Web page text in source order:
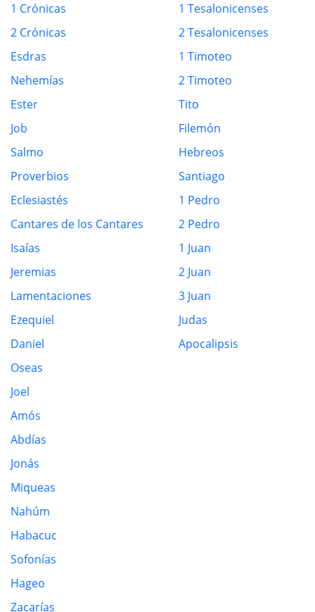
1 Crónicas
2 Crónicas
Esdras
Nehemías
Ester
Job
Salmo
Proverbios
Eclesiastés
Cantares de los Cantares
Isaías
Jeremias
Lamentaciones
Ezequiel
Daniel
Oseas
Joel
Amós
Abdías
Jonás
Miqueas
Nahúm
Habacuc
Sofonías
Hageo
Zacarías
1 Tesalonicenses
2 Tesalonicenses
1 Timoteo
2 Timoteo
Tito
Filemón
Hebreos
Santiago
1 Pedro
2 Pedro
1 Juan
2 Juan
3 Juan
Judas
Apocalipsis